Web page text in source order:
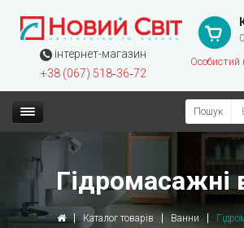
інтернет-магазин
+38 (067) 518‑36‑72
Особистий
Пошук
Гідромасажні
Каталог товарів Ванни